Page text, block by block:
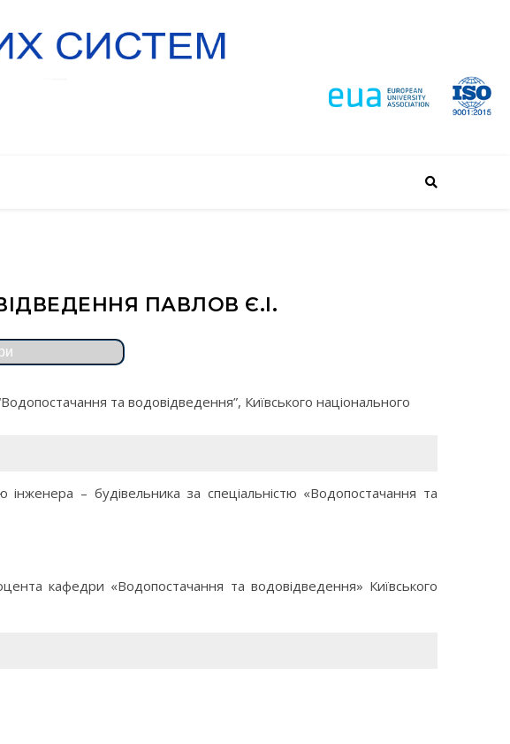
ПАВЛОВ Є.І.
та водовідведення”, Київського національного
інженера – будівельника за спеціальністю «Водопостачання та
кафедри «Водопостачання та водовідведення» Київського